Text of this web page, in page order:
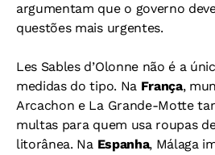
argumentam que o governo
questões mais urgentes.
Les Sables d’Olonne não é a
medidas do tipo. Na França,
Arcachon e La Grande-Motte
multas para quem usa roupas
litorânea. Na Espanha, Málaga